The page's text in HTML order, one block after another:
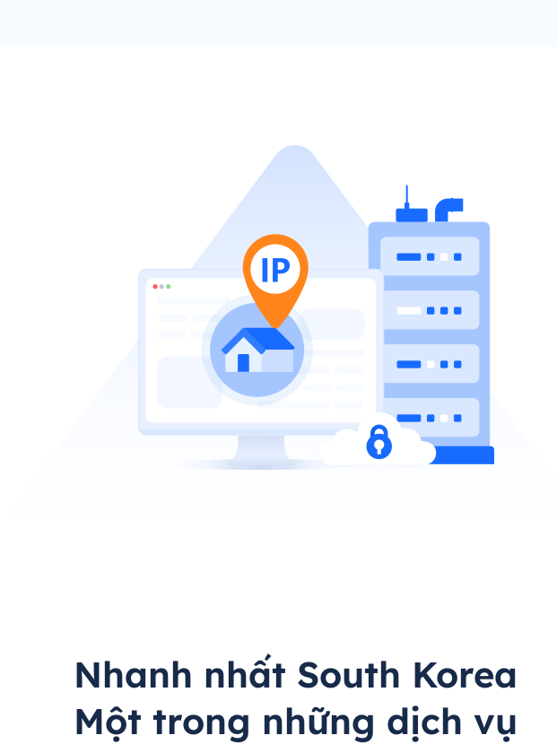
Nhanh nhất South Korea
Một trong những dịch vụ